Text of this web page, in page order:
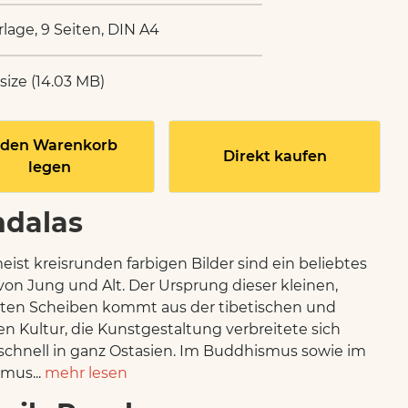
9 Seiten, DIN A4
(14.03 MB)
Warenkorb
legen
Direkt kaufen
kreisrunden farbigen Bilder sind ein beliebtes
Jung und Alt. Der Ursprung dieser kleinen,
Scheiben kommt aus der tibetischen und
Kultur, die Kunstgestaltung verbreitete sich
in ganz Ostasien. Im Buddhismus sowie im
mehr lesen